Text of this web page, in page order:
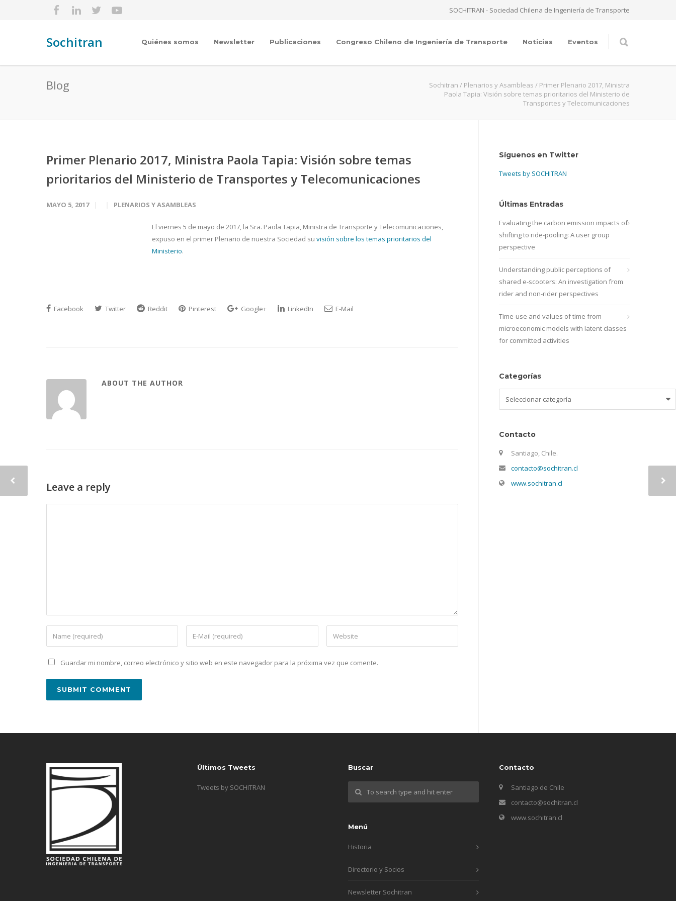
SOCHITRAN - Sociedad Chilena de Ingeniería de Transporte
Sochitran Quiénes somos Newsletter Publicaciones Congreso Chileno de Ingeniería de Transporte Noticias Eventos
Blog Sochitran / Plenarios y Asambleas / Primer Plenario 2017, Ministra
Paola Tapia: Visión sobre temas prioritarios del Ministerio de
Transportes y Telecomunicaciones
Primer Plenario 2017, Ministra Paola Tapia: Visión sobre temas
prioritarios del Ministerio de Transportes y Telecomunicaciones
MAYO 5, 2017 PLENARIOS Y ASAMBLEAS
El viernes 5 de mayo de 2017, la Sra. Paola Tapia, Ministra de Transporte y Telecomunicaciones,
expuso en el primer Plenario de nuestra Sociedad su visión sobre los temas prioritarios del
Ministerio.
Facebook Twitter Reddit Pinterest Google+ LinkedIn E-Mail
ABOUT THE AUTHOR
Leave a reply
Guardar mi nombre, correo electrónico y sitio web en este navegador para la próxima vez que comente.
Síguenos en Twitter
Tweets by SOCHITRAN
Últimas Entradas
Evaluating the carbon emission impacts of
shifting to ride-pooling: A user group
perspective
Understanding public perceptions of
shared e-scooters: An investigation from
rider and non-rider perspectives
Time-use and values of time from
microeconomic models with latent classes
for committed activities
Categorías
Contacto
Santiago, Chile.
contacto@sochitran.cl
www.sochitran.cl
Últimos Tweets
Tweets by SOCHITRAN
Buscar
Menú
Historia
Directorio y Socios
Newsletter Sochitran
Contacto
Santiago de Chile
contacto@sochitran.cl
www.sochitran.cl